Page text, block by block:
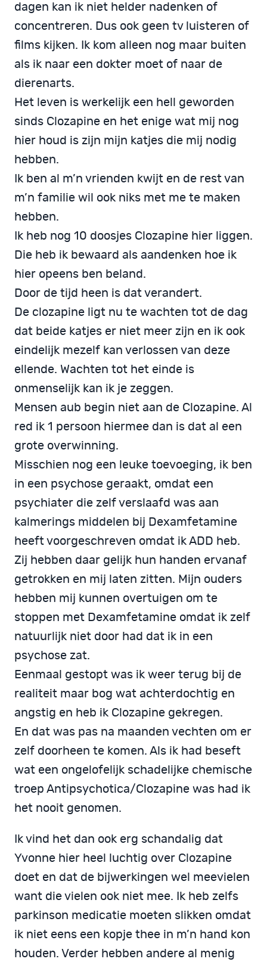
dagen kan ik niet helder nadenken of
concentreren. Dus ook geen tv luisteren of
films kijken. Ik kom alleen nog maar buiten
als ik naar een dokter moet of naar de
dierenarts.
Het leven is werkelijk een hell geworden
sinds Clozapine en het enige wat mij nog
hier houd is zijn mijn katjes die mij nodig
hebben.
Ik ben al m’n vrienden kwijt en de rest van
m’n familie wil ook niks met me te maken
hebben.
Ik heb nog 10 doosjes Clozapine hier liggen.
Die heb ik bewaard als aandenken hoe ik
hier opeens ben beland.
Door de tijd heen is dat verandert.
De clozapine ligt nu te wachten tot de dag
dat beide katjes er niet meer zijn en ik ook
eindelijk mezelf kan verlossen van deze
ellende. Wachten tot het einde is
onmenselijk kan ik je zeggen.
Mensen aub begin niet aan de Clozapine. Al
red ik 1 persoon hiermee dan is dat al een
grote overwinning.
Misschien nog een leuke toevoeging, ik ben
in een psychose geraakt, omdat een
psychiater die zelf verslaafd was aan
kalmerings middelen bij Dexamfetamine
heeft voorgeschreven omdat ik ADD heb.
Zij hebben daar gelijk hun handen ervanaf
getrokken en mij laten zitten. Mijn ouders
hebben mij kunnen overtuigen om te
stoppen met Dexamfetamine omdat ik zelf
natuurlijk niet door had dat ik in een
psychose zat.
Eenmaal gestopt was ik weer terug bij de
realiteit maar bog wat achterdochtig en
angstig en heb ik Clozapine gekregen.
En dat was pas na maanden vechten om er
zelf doorheen te komen. Als ik had beseft
wat een ongelofelijk schadelijke chemische
troep Antipsychotica/Clozapine was had ik
het nooit genomen.
Ik vind het dan ook erg schandalig dat
Yvonne hier heel luchtig over Clozapine
doet en dat de bijwerkingen wel meevielen
want die vielen ook niet mee. Ik heb zelfs
parkinson medicatie moeten slikken omdat
ik niet eens een kopje thee in m’n hand kon
houden. Verder hebben andere al menig